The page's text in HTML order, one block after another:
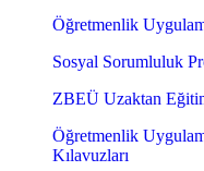
Öğretmenlik
Sosyal Sorumluluk
ZBEÜ Uzaktan
Öğretmenlik
Kılavuzları